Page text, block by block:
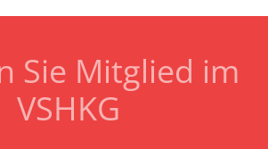
Sie Mitglied im
VSHKG